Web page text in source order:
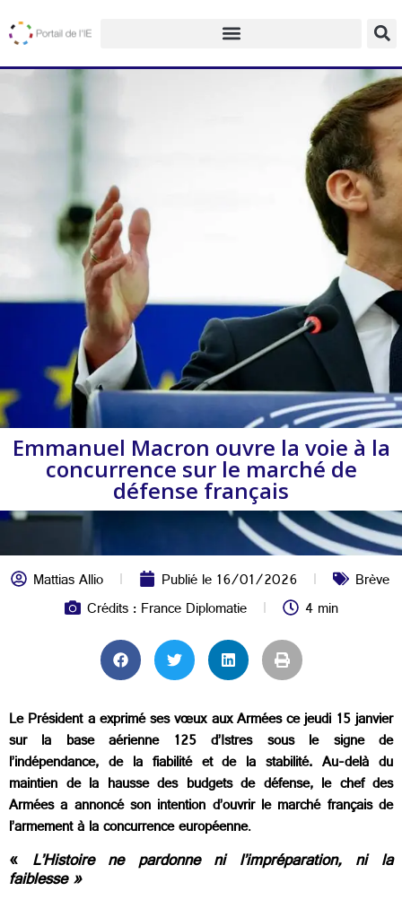
Emmanuel Macron ouvre la voie à la
concurrence sur le marché de
défense français
Mattias Allio Publié le16/01/2026
Brève
Crédits : France Diplomatie
4 min
Le Président a exprimé ses vœux aux Armées ce jeudi 15 janvier
sur la base aérienne 125 d’Istres sous le signe de
l’indépendance, de la fiabilité et de la stabilité. Au‑delà du
maintien de la hausse des budgets de défense, le chef des
Armées a annoncé son intention d’ouvrir le marché français de
l’armement à la concurrence européenne.
« L’Histoire ne pardonne ni l’impréparation, ni la
faiblesse »